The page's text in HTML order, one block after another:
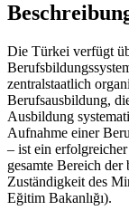
Die Türkei verfügt
zentralstaatlich
Berufsausbildung,
Ausbildung
Aufnahme einer
– ist ein
gesamte Bereich
Zuständigkeit des
Eğitim Bakanlığı).